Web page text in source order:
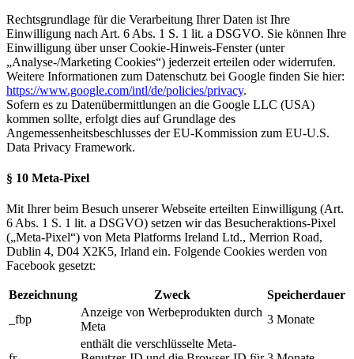
Rechtsgrundlage für die Verarbeitung Ihrer Daten ist Ihre
Einwilligung nach Art. 6 Abs. 1 S. 1 lit. a DSGVO. Sie können Ihre
Einwilligung über unser Cookie-Hinweis-Fenster (unter
„Analyse-/Marketing Cookies“) jederzeit erteilen oder widerrufen.
Weitere Informationen zum Datenschutz bei Google finden Sie hier:
https://www.google.com/intl/de/policies/privacy.
Sofern es zu Datenübermittlungen an die Google LLC (USA)
kommen sollte, erfolgt dies auf Grundlage des
Angemessenheitsbeschlusses der EU-Kommission zum EU-U.S.
Data Privacy Framework.
§ 10 Meta-Pixel
Mit Ihrer beim Besuch unserer Webseite erteilten Einwilligung (Art.
6 Abs. 1 S. 1 lit. a DSGVO) setzen wir das Besucheraktions-Pixel
(„Meta-Pixel“) von Meta Platforms Ireland Ltd., Merrion Road,
Dublin 4, D04 X2K5, Irland ein. Folgende Cookies werden von
Facebook gesetzt:
Bezeichnung Zweck
Speicherdauer
_fbp
Anzeige von Werbeprodukten durch
Meta
3 Monate
enthält die verschlüsselte Meta-